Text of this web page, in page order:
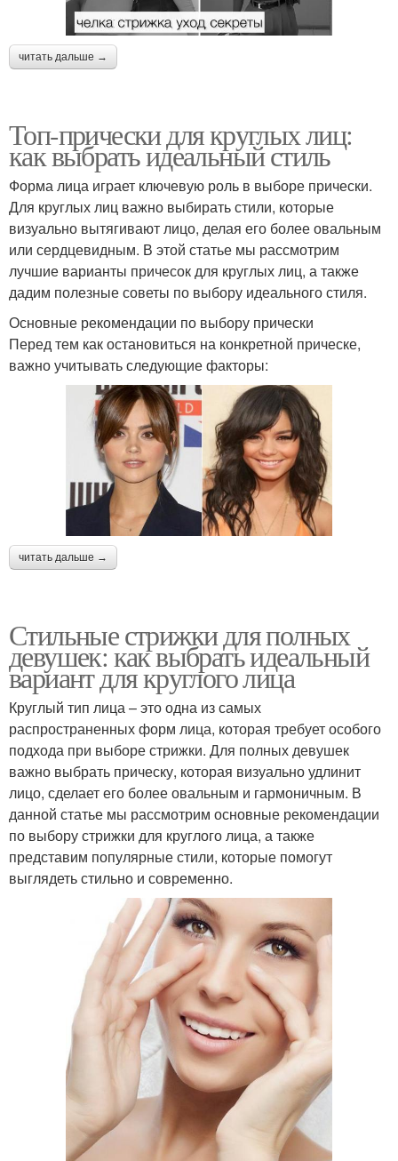
читать дальше →
Топ-прически для круглых лиц:
как выбрать идеальный стиль
Форма лица играет ключевую роль в выборе прически.
Для круглых лиц важно выбирать стили, которые
визуально вытягивают лицо, делая его более овальным
или сердцевидным. В этой статье мы рассмотрим
лучшие варианты причесок для круглых лиц, а также
дадим полезные советы по выбору идеального стиля.
Основные рекомендации по выбору прически
Перед тем как остановиться на конкретной прическе,
важно учитывать следующие факторы:
читать дальше →
Стильные стрижки для полных
девушек: как выбрать идеальный
вариант для круглого лица
Круглый тип лица – это одна из самых
распространенных форм лица, которая требует особого
подхода при выборе стрижки. Для полных девушек
важно выбрать прическу, которая визуально удлинит
лицо, сделает его более овальным и гармоничным. В
данной статье мы рассмотрим основные рекомендации
по выбору стрижки для круглого лица, а также
представим популярные стили, которые помогут
выглядеть стильно и современно.